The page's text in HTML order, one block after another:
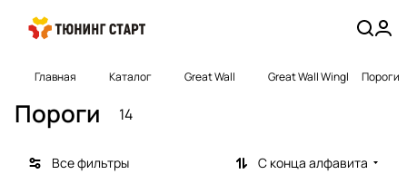
Главная Каталог Great Wall Great Wall Wingl Пороги
Пороги 14
Все фильтры С конца алфавита